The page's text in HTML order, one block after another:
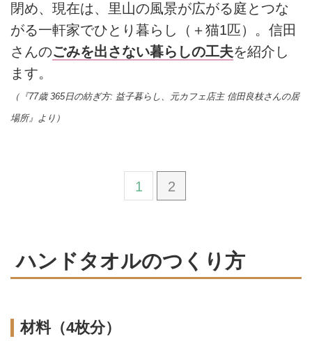
閉め、現在は、里山の風景が広がる庭とつな
がる一軒家でひとり暮らし（＋猫1匹）。信田
さんのごみを出さない暮らしの工夫を紹介し
ます。
（『77歳 365日の紡ぎ方: 益子暮らし、元カフェ店主 信田良枝さんの居
場所』より）
1 2
ハンドタオルのつくり方
材料（4枚分）